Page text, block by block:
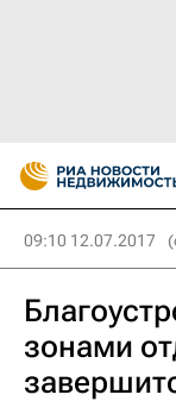
09:10 12.07.2017
зонами